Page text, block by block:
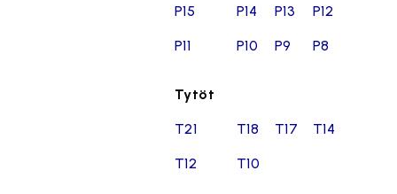
P15 P14 P13 P12
P11 P10 P9 P8
Tytöt
T21 T18 T17 T14
T12 T10